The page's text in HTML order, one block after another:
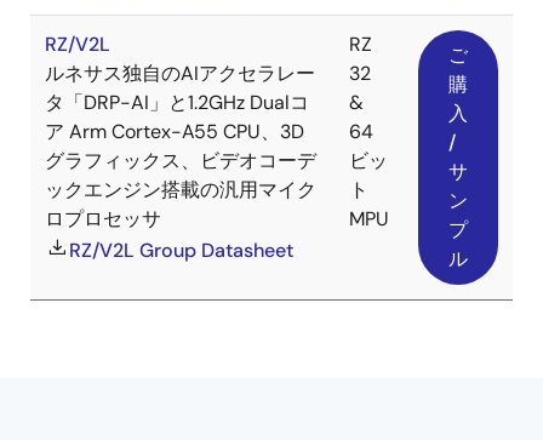
RZ/V2L
ルネサス独自のAIアクセラレー
タ「DRP-AI」と1.2GHz Dualコ
ア Arm Cortex-A55 CPU、3D
グラフィックス、ビデオコーデ
ックエンジン搭載の汎用マイク
ロプロセッサ
RZ/V2L Group Datasheet
RZ
32
&
64
ビッ
ト
MPU
ご
購
入
/
サ
ン
プ
ル